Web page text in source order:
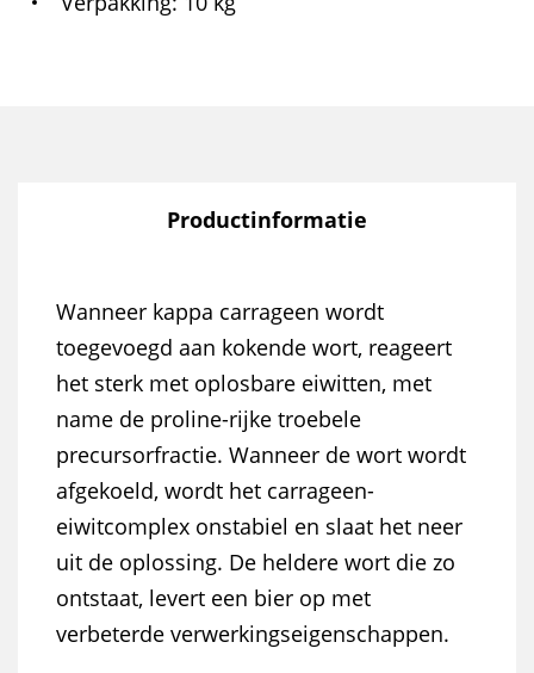
Productinformatie
Wanneer kappa carrageen wordt
toegevoegd aan kokende wort, reageert
het sterk met oplosbare eiwitten, met
name de proline-rijke troebele
precursorfractie. Wanneer de wort wordt
afgekoeld, wordt het carrageen-
eiwitcomplex onstabiel en slaat het neer
uit de oplossing. De heldere wort die zo
ontstaat, levert een bier op met
verbeterde verwerkingseigenschappen.